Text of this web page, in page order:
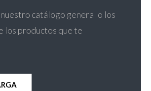
catálogo general o los
los productos que te